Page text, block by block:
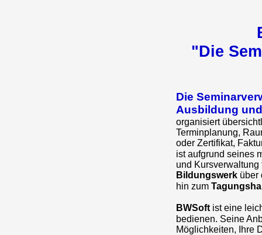
Die
Ausbildung
organisiert
Terminplanung,
oder Zertifikat,
ist aufgrund seines
und
Bildungswerk über
hin zum
BWSoft ist eine
bedienen. Seine
Möglichkeiten, Ihre
"Die